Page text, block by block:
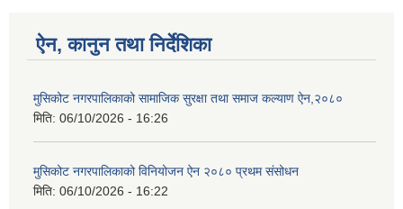
ऐन, कानुन तथा निर्देशिका
मुसिकोट नगरपालिकाको सामाजिक सुरक्षा तथा समाज कल्याण ऐन,२०८०
मिति: 06/10/2026 - 16:26
मुसिकोट नगरपालिकाको विनियोजन ऐन २०८० प्रथम संसोधन
मिति: 06/10/2026 - 16:22